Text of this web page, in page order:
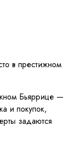
в престижном
Бьяррице —
и покупок,
задаются